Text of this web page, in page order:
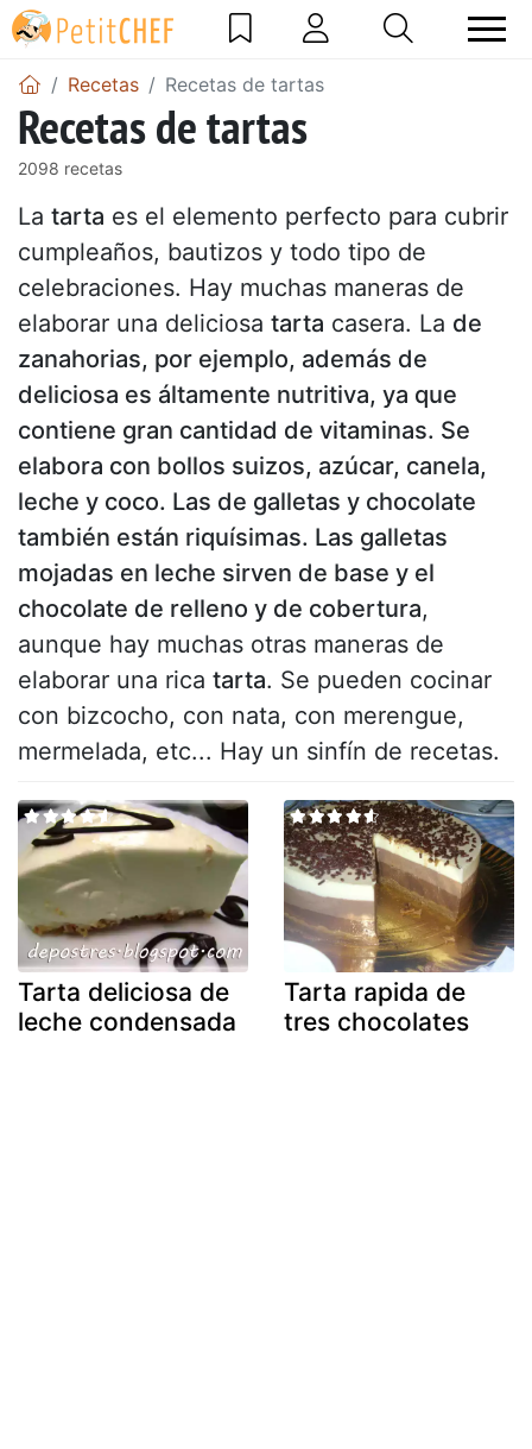
Recetas Recetas de tartas
Recetas de tartas
2098 recetas
La tarta es el elemento perfecto para cubrir
cumpleaños, bautizos y todo tipo de
celebraciones. Hay muchas maneras de
elaborar una deliciosa tarta casera. La de
zanahorias, por ejemplo, además de
deliciosa es áltamente nutritiva, ya que
contiene gran cantidad de vitaminas. Se
elabora con bollos suizos, azúcar, canela,
leche y coco. Las de galletas y chocolate
también están riquísimas. Las galletas
mojadas en leche sirven de base y el
chocolate de relleno y de cobertura,
aunque hay muchas otras maneras de
elaborar una rica tarta. Se pueden cocinar
con bizcocho, con nata, con merengue,
mermelada, etc... Hay un sinfín de recetas.
Tarta deliciosa de
leche condensada
Tarta rapida de
tres chocolates